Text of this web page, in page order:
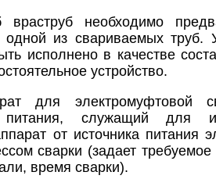
необходимо
одной из свариваемых труб.
исполнено в качестве
устройство.
для электромуфтовой
служащий для
от источника питания
сварки (задает
время сварки).